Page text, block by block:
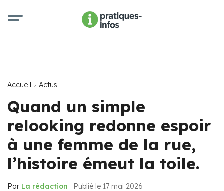
Accueil Actus
Quand un simple
relooking redonne espoir
à une femme de la rue,
l’histoire émeut la toile.
Par La rédaction Publié le 17 mai 2026